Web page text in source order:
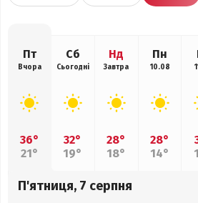
Пт
Вчора
36°
21°
Сб
Сьогодні
32°
19°
Нд
Завтра
28°
18°
Пн
10.08
28°
14°
П'ятниця, 7 серпня